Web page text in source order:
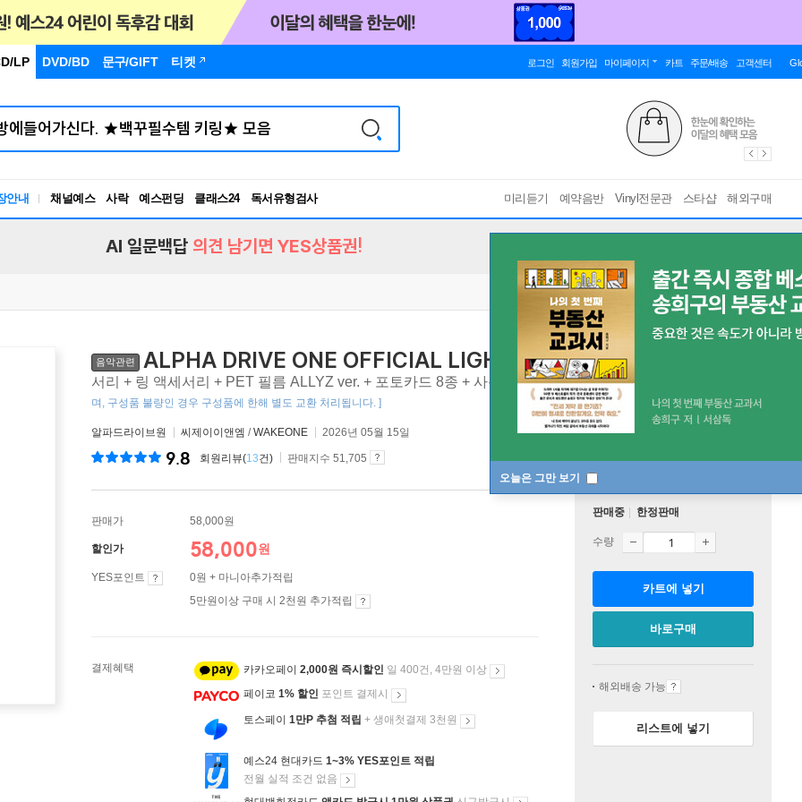
LP DVD/BD 문구/GIFT 티켓 로그인 회원가입 마이페이지 카트 주문/배송 고객센터
안내 채널예스 사락 예스펀딩 클래스24
RBTI Lab
독서유형검사
미리듣기 예약음반 Vinyl전문관 스타샵 해외구매
오늘은 그만 보기
AI 일문백답 의견 남기면 YES상품권!
음악관련 ALPHA DRIVE ONE OFFICIAL LIGHT STICK 응원봉 + 스트랩 + 그립 액세
서리 + 링 액세서리 + PET 필름 ALLYZ ver. + 포토카드 8종 + 사용자 설명서[ 본 상품은 개봉 후 반품이 불가할 수 있으
며, 구성품 불량인 경우 구성품에 한해 별도 교환 처리됩니다. ]
알파드라이브원 씨제이이앤엠 /WAKEONE 2026년 05월 15일
9.8 회원리뷰(13건) 판매지수 51,705
판매가 58,000원
할인가 58,000원
YES포인트
0원 + 마니아추가적립
5만원이상 구매 시 2천원 추가적립
결제혜택 카카오페이 2,000원 즉시할인 일 400건, 4만원 이상
페이코 1% 할인 포인트 결제시
토스페이 1만P 추첨 적립 + 생애첫결제 3천원
예스24 현대카드 1~3% YES포인트 적립
전월 실적 조건 없음
판매중 한정판매
수량
카트에 넣기
바로구매
해외배송 가능
리스트에 넣기